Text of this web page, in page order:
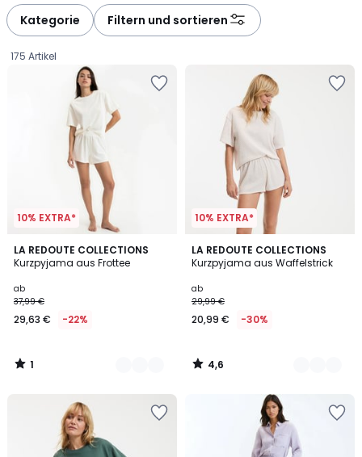
Kategorie Filtern und sortieren
175 Artikel
10% EXTRA*
LA REDOUTE COLLECTIONS
Kurzpyjama aus Frottee
Ab
29,63
€
37,99
€
angewendet.
ab
37,99 €
29,63 € -22%
1
/
3
Farben
1
/
10% EXTRA*
LA REDOUTE COLLECTIONS
Kurzpyjama aus Waffelstrick
ab
29,99 €
20,99 € -30%
4,6
/ 5
2
Farben
4,6
/